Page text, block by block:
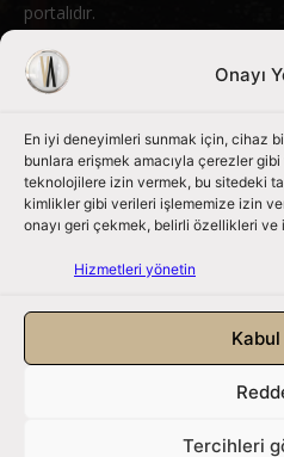
Onayı
En iyi deneyimleri sunmak için, cihaz
bunlara erişmek amacıyla çerezler
teknolojilere izin vermek, bu sitedeki
kimlikler gibi verileri işlememize izin
onayı geri çekmek, belirli özellikleri
Hizmetleri yönetin
Tercihleri
portalıdır.
Bizimle iletişime geçin:
Bizi